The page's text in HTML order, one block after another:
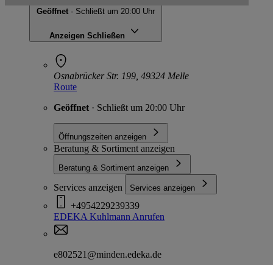
Geöffnet · Schließt um 20:00 Uhr
Anzeigen Schließen
Osnabrücker Str. 199, 49324 Melle
Route
Geöffnet · Schließt um 20:00 Uhr
Öffnungszeiten anzeigen
Beratung & Sortiment anzeigen
Beratung & Sortiment anzeigen
Services anzeigen Services anzeigen
+4954229239339
EDEKA Kuhlmann Anrufen
e802521@minden.edeka.de